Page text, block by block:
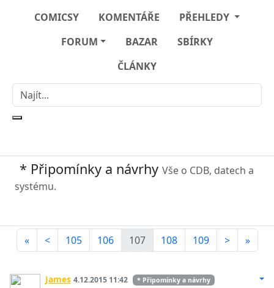
COMICSY KOMENTÁŘE
PŘEHLEDY
FORUM
BAZAR
SBÍRKY
ČLÁNKY
* Připomínky a návrhy Vše o CDB, datech a
systému.
« < 105 106 107 108 109 > »
James 4.12.2015 11:42 * Připomínky a návrhy